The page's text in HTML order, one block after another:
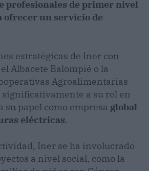
profesionales de primer nivel
ofrecer un servicio de
estratégicas de Iner con
Albacete Balompié o la
Agroalimentarias
a su rol en
su papel como empresa global
eléctricas.
Iner se ha involucrado
a nivel social, como la